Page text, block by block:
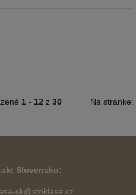
1 - 12 z 30 Na stránke:
Slovensko:
sk@stoklasa.cz